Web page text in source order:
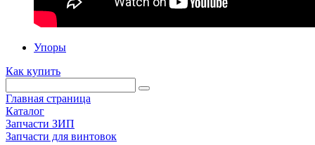
Упоры
Как купить
Главная страница
Каталог
Запчасти ЗИП
Запчасти для винтовок